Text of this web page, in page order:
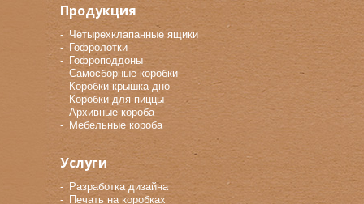
Продукция
Четырехклапанные ящики
Гофролотки
Гофроподдоны
Самосборные коробки
Коробки крышка-дно
Коробки для пиццы
Архивные короба
Мебельные короба
Услуги
Разработка дизайна
Печать на коробках